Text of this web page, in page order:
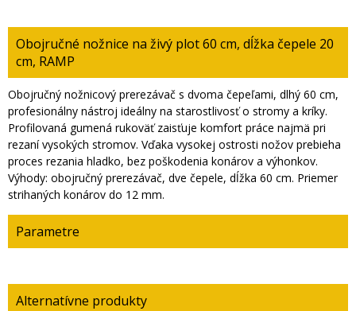
Obojručné nožnice na živý plot 60 cm, dĺžka čepele 20
cm, RAMP
Obojručný nožnicový prerezávač s dvoma čepeľami, dlhý 60 cm,
profesionálny nástroj ideálny na starostlivosť o stromy a kríky.
Profilovaná gumená rukoväť zaisťuje komfort práce najmä pri
rezaní vysokých stromov. Vďaka vysokej ostrosti nožov prebieha
proces rezania hladko, bez poškodenia konárov a výhonkov.
Výhody: obojručný prerezávač, dve čepele, dĺžka 60 cm. Priemer
strihaných konárov do 12 mm.
Parametre